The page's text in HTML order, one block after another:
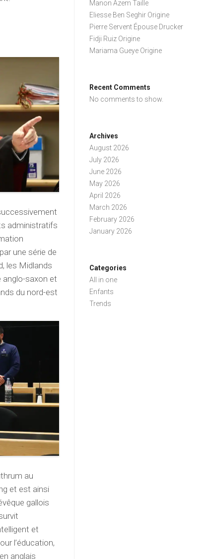
administratifs
une série de
les Midlands
anglo-saxon et
du nord-est
au
et est ainsi
gallois
et
l’éducation,
anglais
Manon Azem Taille
Eliesse Ben Seghir Origine
Pierre Servent Épouse Drucker
Fidji Ruiz Origine
Mariama Gueye Origine
Recent Comments
No comments to show.
Archives
August 2026
July 2026
June 2026
May 2026
April 2026
March 2026
February 2026
January 2026
Categories
All in one
Enfants
Trends